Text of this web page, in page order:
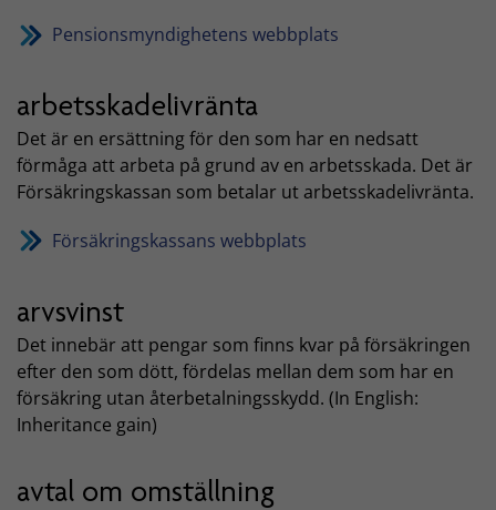
Pensionsmyndighetens webbplats
arbetsskadelivränta
Det är en ersättning för den som har en nedsatt
förmåga att arbeta på grund av en arbetsskada. Det är
Försäkringskassan som betalar ut arbetsskadelivränta.
Försäkringskassans webbplats
arvsvinst
Det innebär att pengar som finns kvar på försäkringen
efter den som dött, fördelas mellan dem som har en
försäkring utan återbetalningsskydd. (In English:
Inheritance gain)
avtal om omställning